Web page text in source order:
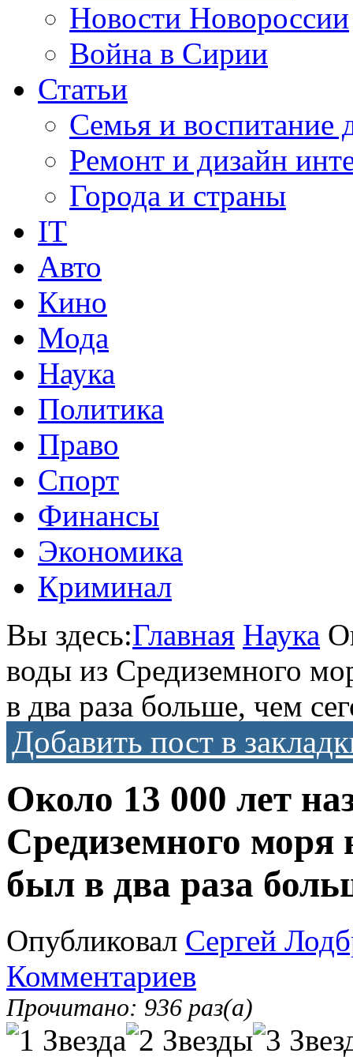
Новости Новороссии
Война в Сирии
Статьи
Семья и воспитание
Ремонт и дизайн
Города и страны
IT
Авто
Кино
Мода
Наука
Политика
Право
Спорт
Финансы
Экономика
Криминал
Вы здесь:Главная Наука
воды из Средиземного
в два раза больше, чем
Добавить пост в
Около 13 000 лет
Средиземного моря
был в два раза
Опубликовал Сергей
Комментариев
Прочитано: 936 раз(а)